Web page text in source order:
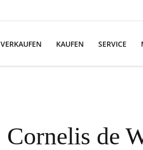
VERKAUFEN KAUFEN SERVICE
Cornelis de